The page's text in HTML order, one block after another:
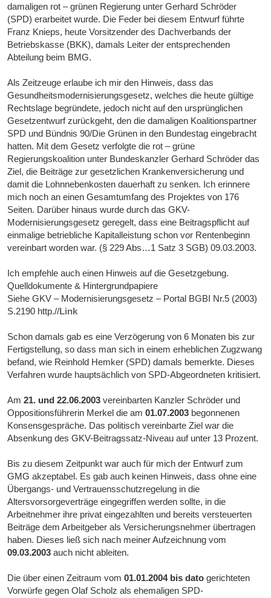
damaligen rot – grünen Regierung unter Gerhard Schröder
(SPD) erarbeitet wurde. Die Feder bei diesem Entwurf führte
Franz Knieps, heute Vorsitzender des Dachverbands der
Betriebskasse (BKK), damals Leiter der entsprechenden
Abteilung beim BMG.
Als Zeitzeuge erlaube ich mir den Hinweis, dass das
Gesundheitsmodernisierungsgesetz, welches die heute gültige
Rechtslage begründete, jedoch nicht auf den ursprünglichen
Gesetzentwurf zurückgeht, den die damaligen Koalitionspartner
SPD und Bündnis 90/Die Grünen in den Bundestag eingebracht
hatten. Mit dem Gesetz verfolgte die rot – grüne
Regierungskoalition unter Bundeskanzler Gerhard Schröder das
Ziel, die Beiträge zur gesetzlichen Krankenversicherung und
damit die Lohnnebenkosten dauerhaft zu senken. Ich erinnere
mich noch an einen Gesamtumfang des Projektes von 176
Seiten. Darüber hinaus wurde durch das GKV-
Modernisierungsgesetz geregelt, dass eine Beitragspflicht auf
einmalige betriebliche Kapitalleistung schon vor Rentenbeginn
vereinbart worden war. (§ 229 Abs…1 Satz 3 SGB) 09.03.2003.
Ich empfehle auch einen Hinweis auf die Gesetzgebung.
Quelldokumente & Hintergrundpapiere
Siehe GKV – Modernisierungsgesetz – Portal BGBI Nr.5 (2003)
S.2190 http.//Link
Schon damals gab es eine Verzögerung von 6 Monaten bis zur
Fertigstellung, so dass man sich in einem erheblichen Zugzwang
befand, wie Reinhold Hemker (SPD) damals bemerkte. Dieses
Verfahren wurde hauptsächlich von SPD-Abgeordneten kritisiert.
Am21. und 22.06.2003 vereinbarten Kanzler Schröder und
Oppositionsführerin Merkel die am01.07.2003 begonnenen
Konsensgespräche. Das politisch vereinbarte Ziel war die
Absenkung des GKV-Beitragssatz-Niveau auf unter 13 Prozent.
Bis zu diesem Zeitpunkt war auch für mich der Entwurf zum
GMG akzeptabel. Es gab auch keinen Hinweis, dass ohne eine
Übergangs- und Vertrauensschutzregelung in die
Altersvorsorgeverträge eingegriffen werden sollte, in die
Arbeitnehmer ihre privat eingezahlten und bereits versteuerten
Beiträge dem Arbeitgeber als Versicherungsnehmer übertragen
haben. Dieses ließ sich nach meiner Aufzeichnung vom
09.03.2003 auch nicht ableiten.
Die über einen Zeitraum vom01.01.2004 bis dato gerichteten
Vorwürfe gegen Olaf Scholz als ehemaligen SPD-